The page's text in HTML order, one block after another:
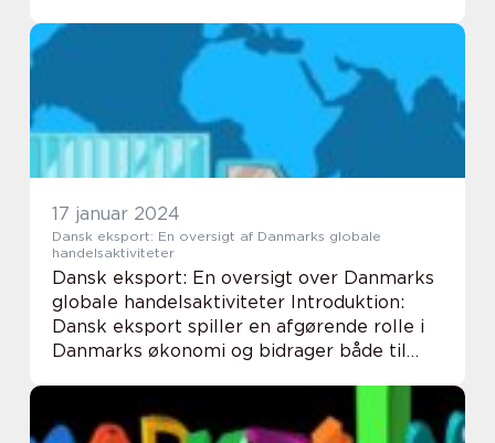
præsentation af eksport og hvad der er v...
17 januar 2024
Dansk eksport: En oversigt af Danmarks globale
handelsaktiviteter
Dansk eksport: En oversigt over Danmarks
globale handelsaktiviteter Introduktion:
Dansk eksport spiller en afgørende rolle i
Danmarks økonomi og bidrager både til
emnet dansk...